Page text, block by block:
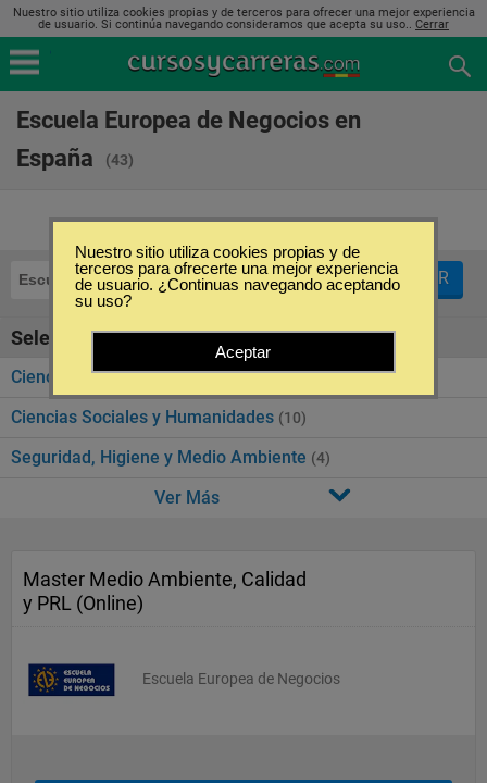
Nuestro sitio utiliza cookies propias y de terceros para ofrecer una mejor experiencia
de usuario. Si continúa navegando consideramos que acepta su uso.. Cerrar
Escuela Europea de Negocios en
España
(43)
Escuela Europea de Negocios FILTRAR
Seleccione la categoría
Ciencias Económicas y Empresariales(24)
Ciencias Sociales y Humanidades (10)
Seguridad, Higiene y Medio Ambiente (4)
Ver Más
Master Medio Ambiente, Calidad
y PRL (Online)
Escuela Europea de Negocios
Nuestro sitio utiliza cookies propias y de
terceros para ofrecerte una mejor experiencia
de usuario. ¿Continuas navegando aceptando
su uso?
Aceptar